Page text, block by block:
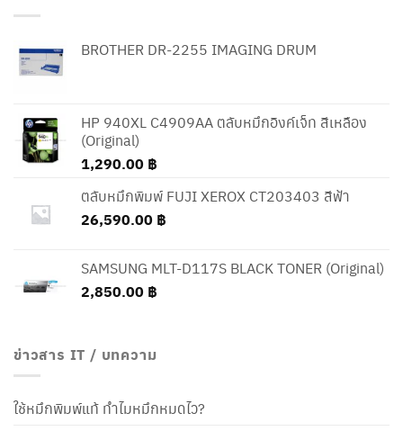
BROTHER DR-2255 IMAGING DRUM
HP 940XL C4909AA ตลับหมึกอิงค์เจ็ท สีเหลือง
(Original)
1,290.00 ฿
ตลับหมึกพิมพ์ FUJI XEROX CT203403 สีฟ้า
26,590.00 ฿
SAMSUNG MLT-D117S BLACK TONER (Original)
2,850.00 ฿
ข่าวสาร IT / บทความ
ใช้หมึกพิมพ์แท้ ทำไมหมึกหมดไว?